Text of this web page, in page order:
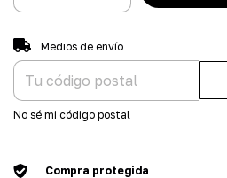
Entregas para el CP:
Medios de envío
No sé mi código postal
Compra protegida